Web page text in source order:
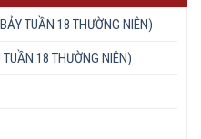
TUẦN 18 THƯỜNG NIÊN)
18 THƯỜNG NIÊN)